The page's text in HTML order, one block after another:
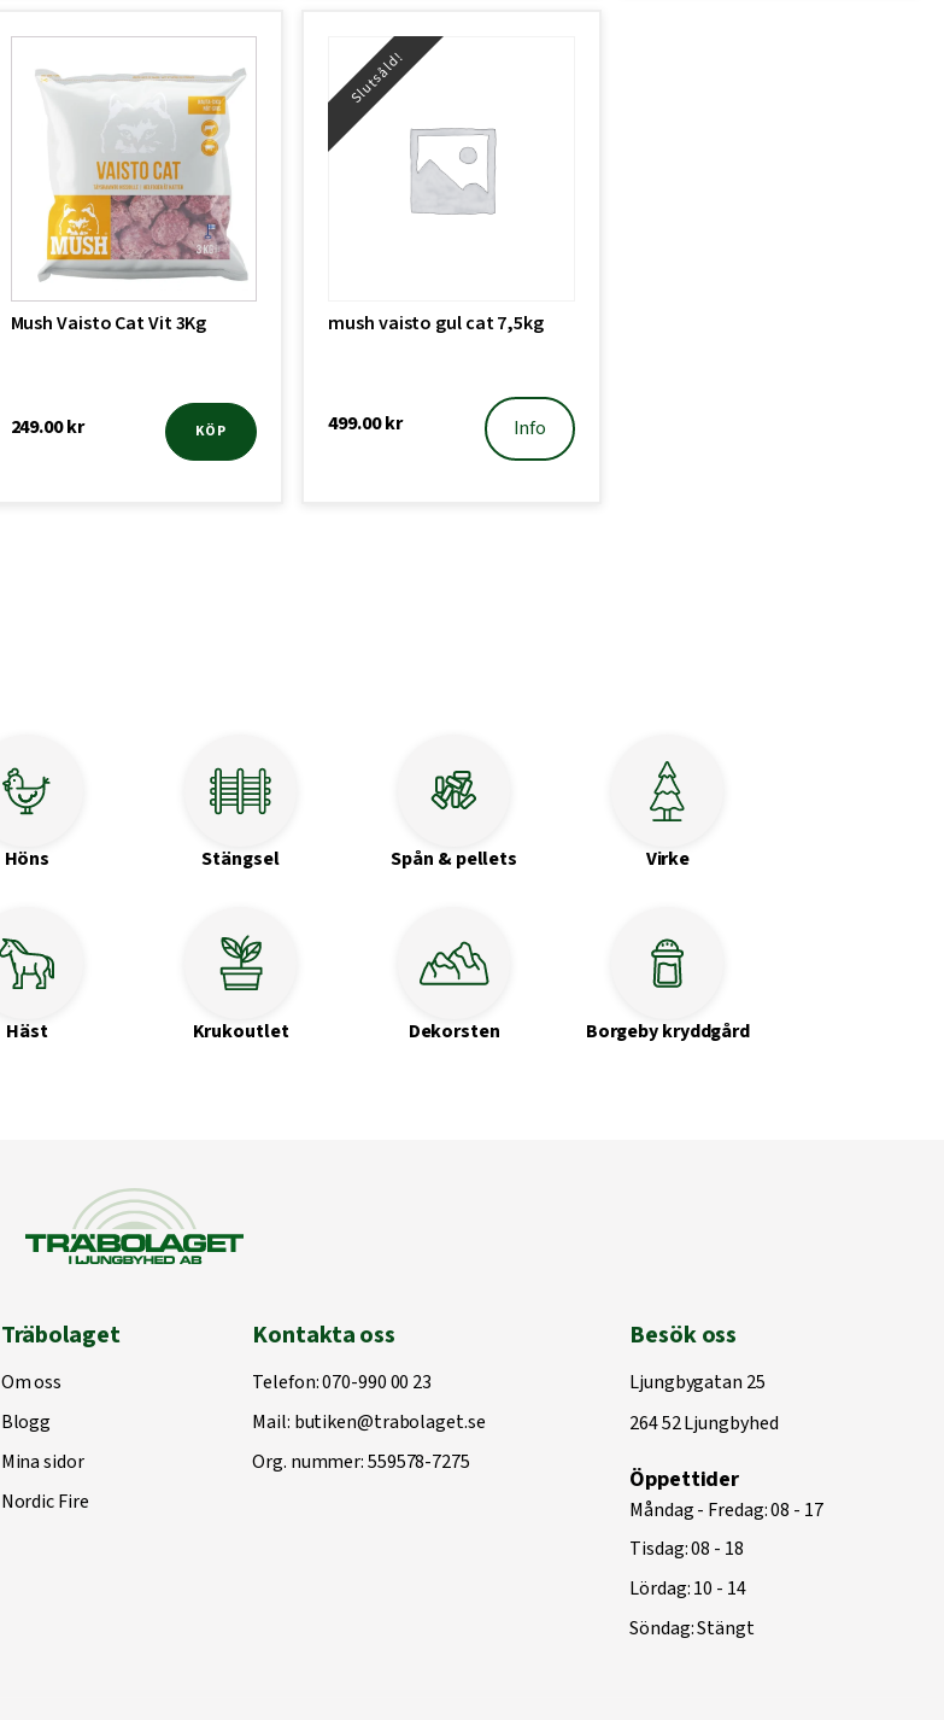
Mush Vaisto Cat Vit 3Kg
249.00kr KÖP
Slutsåld!
mush vaisto gul cat 7,5kg
499.00kr Info
Höns Stängsel Spån & pellets Virke
Häst Krukoutlet Dekorsten Borgeby kryddgård
Träbolaget
Om oss
Blogg
Mina sidor
Nordic Fire
Kontakta oss
Telefon:070-990 00 23
Mail: butiken@trabolaget.se
Org. nummer: 559578-7275
Besök oss
Ljungbygatan 25
264 52 Ljungbyhed
Öppettider
Måndag - Fredag: 08 - 17
Tisdag: 08 - 18
Lördag: 10 - 14
Söndag: Stängt